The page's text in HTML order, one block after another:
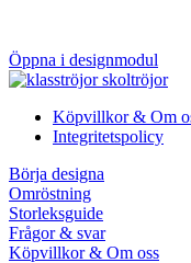
Öppna i designmodul
Köpvillkor & Om
Integritetspolicy
Börja designa
Omröstning
Storleksguide
Frågor & svar
Köpvillkor & Om oss